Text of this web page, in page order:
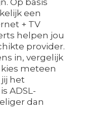
een
+ TV
helpen jou
provider.
in, vergelijk
meteen
het
ADSL-
dan